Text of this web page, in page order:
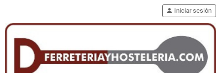
person Iniciar sesión